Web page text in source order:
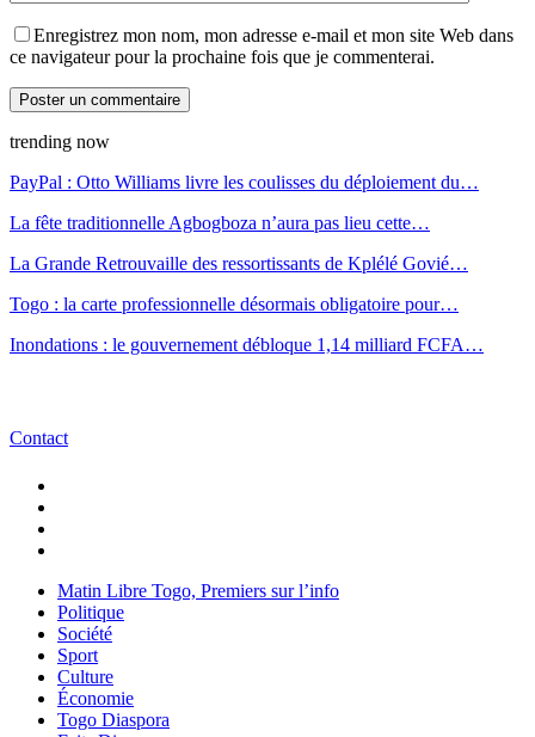
Enregistrez mon nom, mon adresse e-mail et mon site Web dans
ce navigateur pour la prochaine fois que je commenterai.
trending now
PayPal : Otto Williams livre les coulisses du déploiement du…
La fête traditionnelle Agbogboza n’aura pas lieu cette…
La Grande Retrouvaille des ressortissants de Kplélé Govié…
Togo : la carte professionnelle désormais obligatoire pour…
Inondations : le gouvernement débloque 1,14 milliard FCFA…
Contact
Matin Libre Togo, Premiers sur l’info
Politique
Société
Sport
Culture
Économie
Togo Diaspora